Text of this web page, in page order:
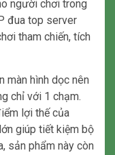
người chơi trong
đua top server
tham chiến, tích
màn hình dọc nên
chỉ với 1 chạm.
lợi thế của
giúp tiết kiệm bộ
sản phẩm này còn